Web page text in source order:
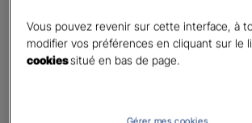
Informations complémentaires (facultatif)
Vous pouvez revenir sur cette interface, à
modifier vos préférences en cliquant sur le
cookiessitué en bas de page.